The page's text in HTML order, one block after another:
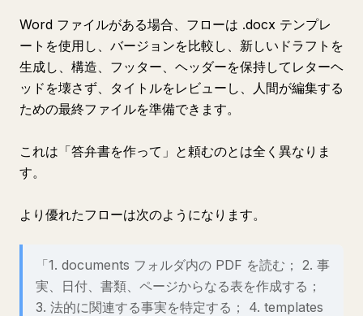
Word ファイルがある場合、フローは .docx テンプレ
ートを使用し、バージョンを比較し、新しいドラフトを
生成し、構造、フッター、ヘッダーを保持してレターヘ
ッドを壊さず、タイトルをレビューし、人間が編集する
ための最終ファイルを準備できます。
これは「答弁書を作って」と頼むのとは全く異なりま
す。
より優れたフローは次のようになります。
「1. documents フォルダ内の PDF を読む； 2. 事
実、日付、書類、ページからなる表を作成する；
3. 法的に関連する事実を特定する； 4. templates